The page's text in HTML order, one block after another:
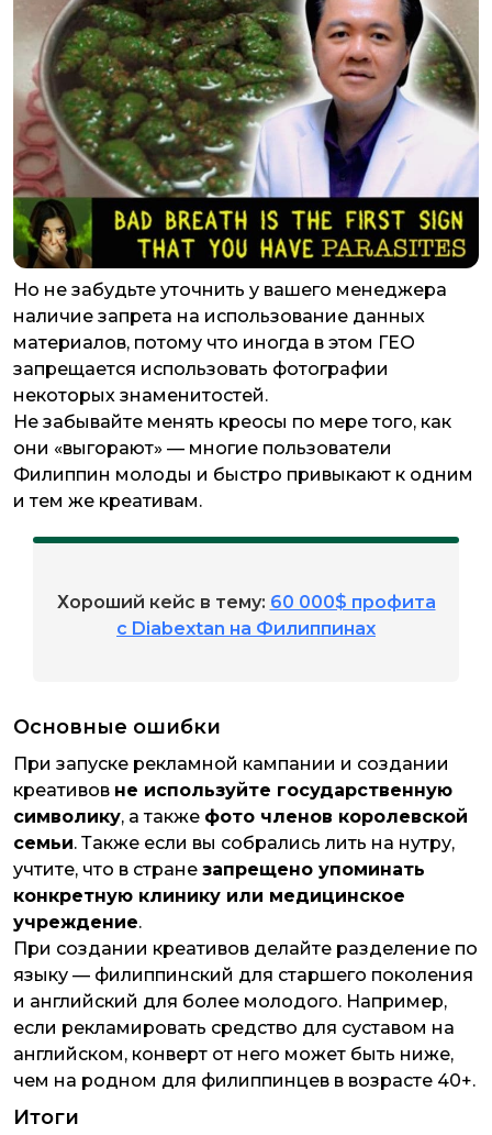
Но не забудьте уточнить у вашего менеджера
наличие запрета на использование данных
материалов, потому что иногда в этом ГЕО
запрещается использовать фотографии
некоторых знаменитостей.
Не забывайте менять креосы по мере того, как
они «выгорают» — многие пользователи
Филиппин молоды и быстро привыкают к одним
и тем же креативам.
Хороший кейс в тему: 60 000$ профита
с Diabextan на Филиппинах
Основные ошибки
При запуске рекламной кампании и создании
креативов не используйте государственную
символику, а также фото членов королевской
семьи. Также если вы собрались лить на нутру,
учтите, что в стране запрещено упоминать
конкретную клинику или медицинское
учреждение.
При создании креативов делайте разделение по
языку — филиппинский для старшего поколения
и английский для более молодого. Например,
если рекламировать средство для суставом на
английском, конверт от него может быть ниже,
чем на родном для филиппинцев в возрасте 40+.
Итоги